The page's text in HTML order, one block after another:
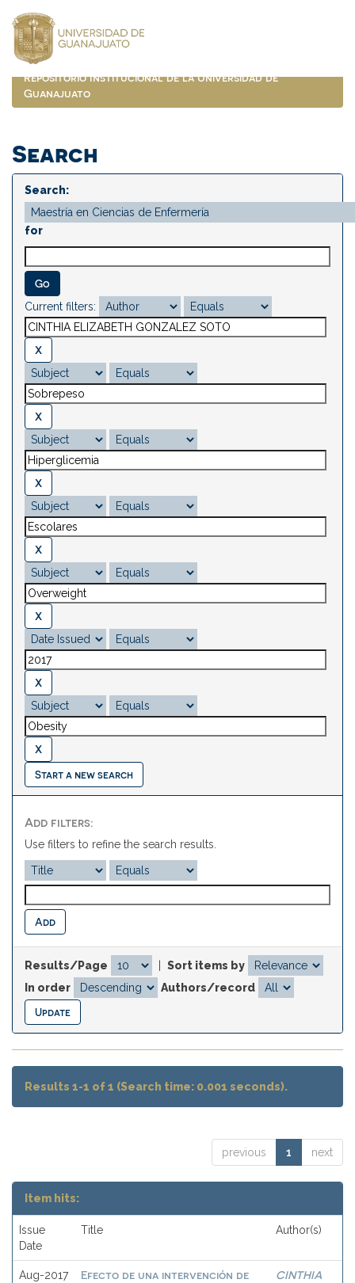
navigation
Repositorio Institucional de la Universidad de
Guanajuato
Search
Search:
for
Current filters:
Start a new search
Add filters:
Use filters to refine the search results.
Results/Page
Sort items by
In order
Authors/record
Results 1-1 of 1 (Search time: 0.001 seconds).
previous 1 next
Item hits:
Issue
Date
Title Author(s)
Aug-2017
Efecto de una intervención de
CINTHIA